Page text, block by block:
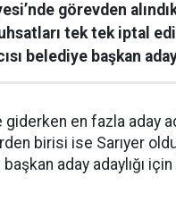
görevden
tek tek iptal
belediye başkan
en fazla aday
birisi ise Sarıyer
aday adaylığı